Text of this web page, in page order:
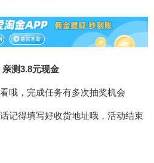
测3.8元现金
哦，完成任务有多次抽奖机会
记得填写好收货地址哦，活动结束